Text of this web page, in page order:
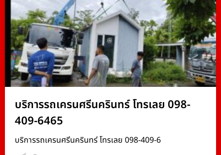
บริการรถเครนศรีนครินทร์ โทรเลย 098-
409-6465
บริการรถเครนศรีนครินทร์ โทรเลย 098-409-6